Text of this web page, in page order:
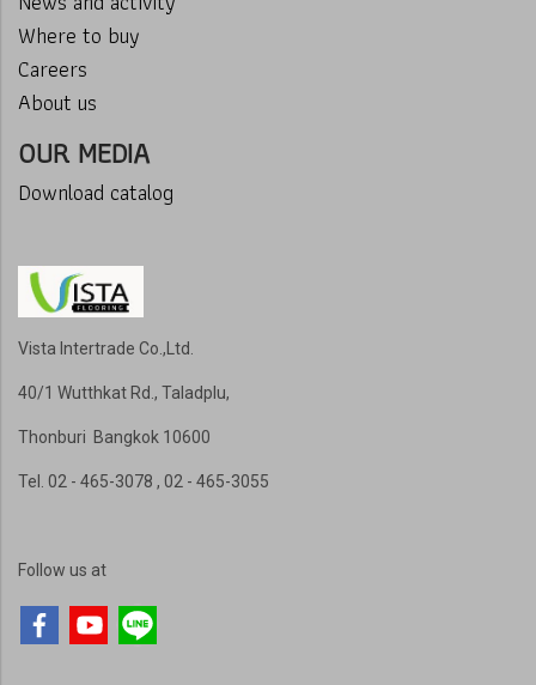
Where to buy
Careers
About us
OUR MEDIA
Download catalog
Vista Intertrade Co.,Ltd.
40/1 Wutthkat Rd., Taladplu,
Thonburi Bangkok 10600
Tel . 02 - 465-3078 , 02 - 465-3055
Follow us at